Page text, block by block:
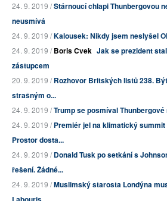
24. 9. 2019 /Stárnoucí chlapi Thunbergovou
neusmívá
24. 9. 2019 /Kalousek: Nikdy jsem neslyšel
24. 9. 2019 /Boris Cvek Jak se prezident
zástupcem
20. 9. 2019 /Rozhovor Britských listů 238.
strašným o...
24. 9. 2019 /Trump se posmíval Thunbergové
24. 9. 2019 /Premiér jel na klimatický
Prostor dosta...
24. 9. 2019 /Donald Tusk po setkání s
řešení. Žádné...
24. 9. 2019 /Muslimský starosta Londýna